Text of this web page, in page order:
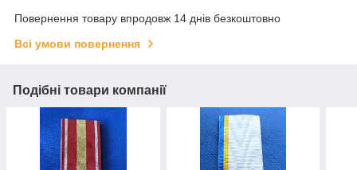
Повернення товару впродовж 14 днів безкоштовно
Всі умови повернення
Подібні товари компанії